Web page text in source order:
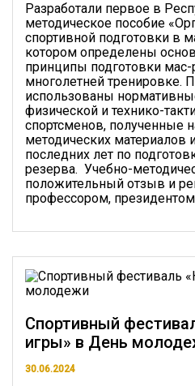
Разработали первое в
методическое пособие
спортивной подготовки в
котором определены
принципы подготовки
многолетней тренировке.
использованы
физической и технико-
спортсменов, полученные
методических материалов
последних лет по
резерва. Учебно-
положительный отзыв и
профессором,
Спортивный
игры» в День
30.06.2024